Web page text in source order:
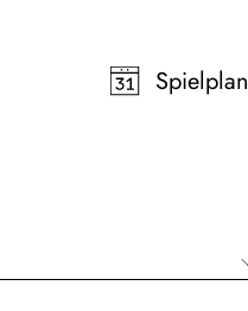
Spielplan